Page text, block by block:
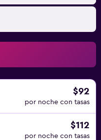
$92
por noche con tasas
$112
por noche con tasas